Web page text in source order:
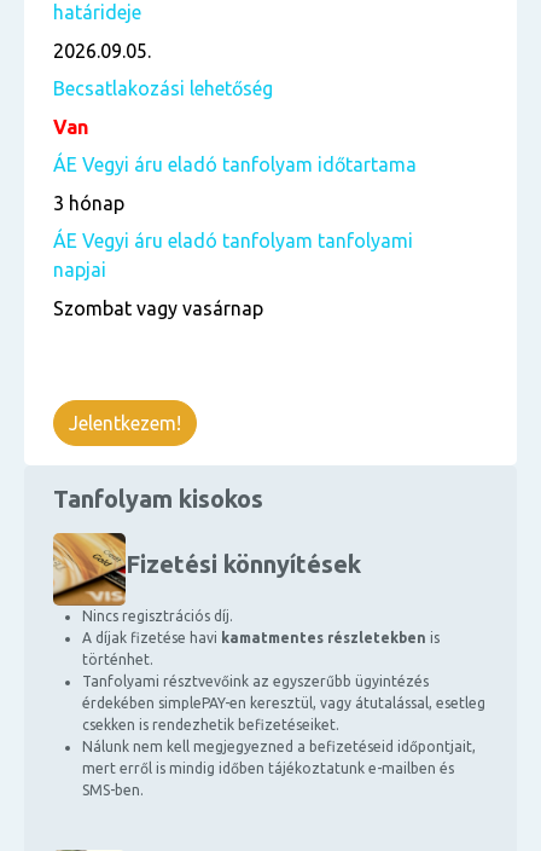
Tanfolyam kisokos
Fizetési könnyítések
Nincs regisztrációs díj.
A díjak fizetése havi kamatmentes részletekben is
történhet.
Tanfolyami résztvevőink az egyszerűbb ügyintézés
érdekében simplePAY-en keresztül, vagy átutalással, esetleg
csekken is rendezhetik befizetéseiket.
Nálunk nem kell megjegyezned a befizetéseid időpontjait,
mert erről is mindig időben tájékoztatunk e-mailben és
SMS-ben.
határideje
2026.09.05.
Becsatlakozási lehetőség
Van
ÁE Vegyi áru eladó tanfolyam időtartama
3 hónap
ÁE Vegyi áru eladó tanfolyam tanfolyami
napjai
Szombat vagy vasárnap
Jelentkezem!